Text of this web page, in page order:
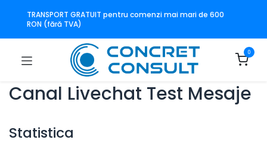
TRANSPORT GRATUIT pentru comenzi mai mari de 600
RON (fără TVA)
0
Canal Livechat Test Mesaje
Statistica